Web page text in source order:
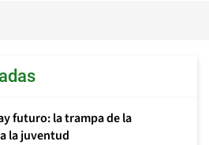
futuro: la trampa de la
la juventud